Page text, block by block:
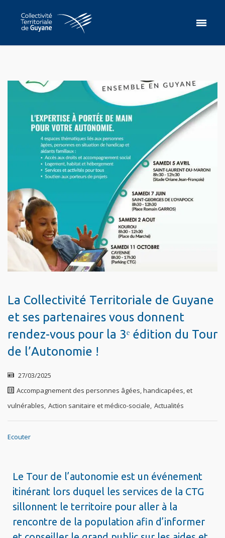
La Collectivité Territoriale de Guyane
et ses partenaires vous donnent
rendez-vous pour la 3ᵉ édition du Tour
de l’Autonomie !
27/03/2025
Accompagnement des personnes âgées, handicapées, et
vulnérables, Action sanitaire et médico-sociale, Actualités
Ecouter
Le Tour de l’autonomie est un événement
itinérant lors duquel les services de la CTG
sillonnent le territoire pour aller à la
rencontre de la population afin d’informer